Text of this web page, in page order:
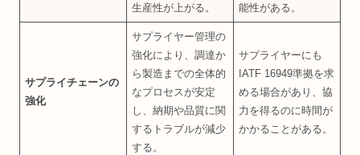
生産性が上がる。
能性がある。
サプライチェーンの
強化
サプライヤー管理の
強化により、調達か
ら製造までの全体的
なプロセスが安定
し、納期や品質に関
するトラブルが減少
する。
サプライヤーにも
IATF 16949準拠を求
める場合があり、協
力を得るのに時間が
かかることがある。